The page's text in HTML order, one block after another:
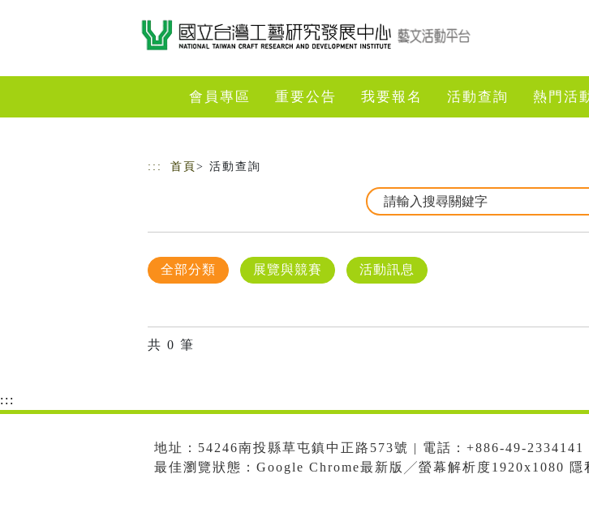
會員專區 重要公告 我要報名 活動查詢 熱門活
::: 首頁 > 活動查詢
全部分類 展覽與競賽 活動訊息
共 0 筆
:::
地址：54246南投縣草屯鎮中正路573號 | 電話：+886-49-2334141
最佳瀏覽狀態：Google Chrome最新版╱螢幕解析度1920x1080 隱